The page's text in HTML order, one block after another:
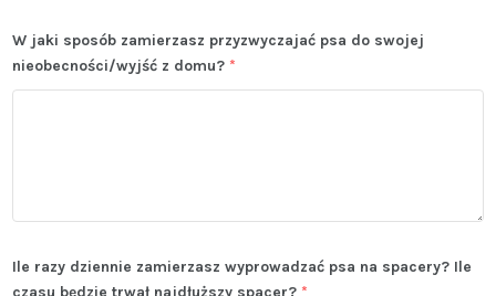
W jaki sposób zamierzasz przyzwyczajać psa do swojej
nieobecności/wyjść z domu? *
Ile razy dziennie zamierzasz wyprowadzać psa na spacery? Ile
czasu będzie trwał najdłuższy spacer? *